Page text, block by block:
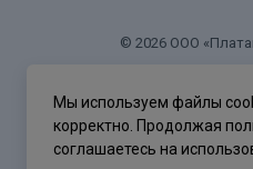
© 2026 ООО
Политика
Мы используем файлы
корректно. Продолжая
соглашаетесь на